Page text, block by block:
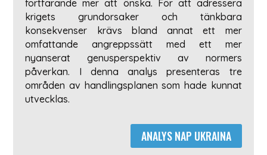
fortfarande mer att önska. För att adressera
krigets grundorsaker och tänkbara
konsekvenser krävs bland annat ett mer
omfattande angreppssätt med ett mer
nyanserat genusperspektiv av normers
påverkan. I denna analys presenteras tre
områden av handlingsplanen som hade kunnat
utvecklas.
ANALYS NAP UKRAINA